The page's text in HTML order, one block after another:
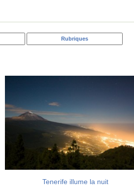
Rubriques
Tenerife illume la nuit